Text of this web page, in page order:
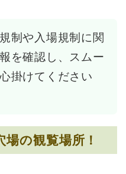
制や入場規制に関
を確認し、スムー
掛けてください
の観覧場所！